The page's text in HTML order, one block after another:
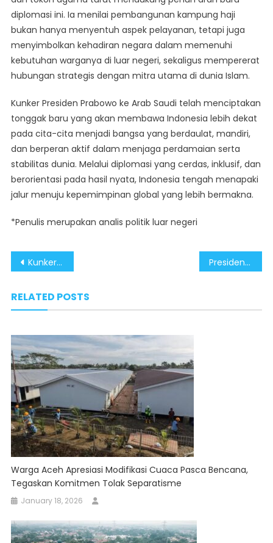
diplomasi ini. Ia menilai pembangunan kampung haji
bukan hanya menyentuh aspek pelayanan, tetapi juga
menyimbolkan kehadiran negara dalam memenuhi
kebutuhan warganya di luar negeri, sekaligus mempererat
hubungan strategis dengan mitra utama di dunia Islam.
Kunker Presiden Prabowo ke Arab Saudi telah menciptakan
tonggak baru yang akan membawa Indonesia lebih dekat
pada cita-cita menjadi bangsa yang berdaulat, mandiri,
dan berperan aktif dalam menjaga perdamaian serta
stabilitas dunia. Melalui diplomasi yang cerdas, inklusif, dan
berorientasi pada hasil nyata, Indonesia tengah menapaki
jalur menuju kepemimpinan global yang lebih bermakna.
*Penulis merupakan analis politik luar negeri
Post
navigation
Kunker ke Saudi, Presiden Prabowo Dorong Peningkatan Layanan Haji Indonesia Presiden Prabowo Dukung Resolusi Damai Krisis Timur Tengah dalam Kunker ke Saudi
RELATED POSTS
Warga Aceh Apresiasi Modifikasi Cuaca Pasca Bencana,
Tegaskan Komitmen Tolak Separatisme
January 18, 2026